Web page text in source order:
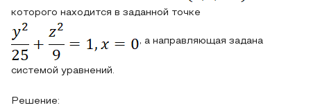
которого находится в заданной точке
, а направляющая задана
системой уравнений.
Решение: